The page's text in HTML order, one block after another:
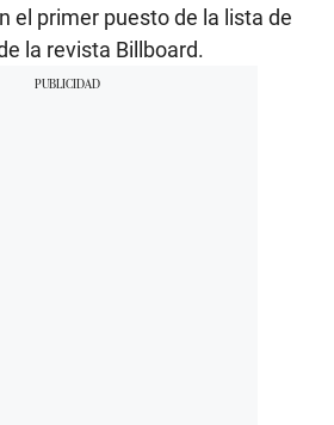
el primer puesto de la lista de
la revista Billboard.